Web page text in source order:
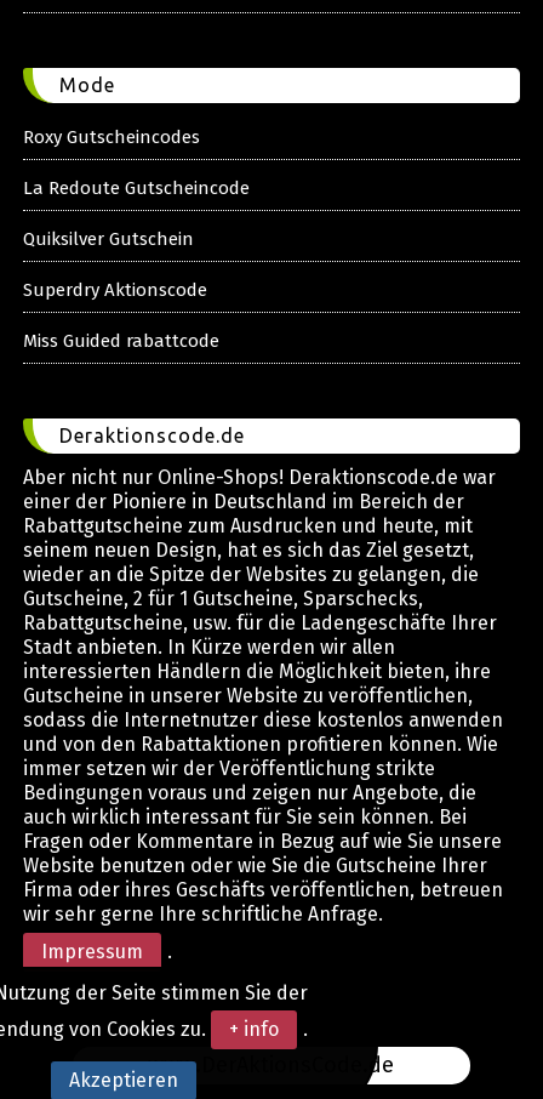
Mode
Roxy Gutscheincodes
La Redoute Gutscheincode
Quiksilver Gutschein
Superdry Aktionscode
Miss Guided rabattcode
Deraktionscode.de
Aber nicht nur Online-Shops! Deraktionscode.de war
einer der Pioniere in Deutschland im Bereich der
Rabattgutscheine zum Ausdrucken und heute, mit
seinem neuen Design, hat es sich das Ziel gesetzt,
wieder an die Spitze der Websites zu gelangen, die
Gutscheine, 2 für 1 Gutscheine, Sparschecks,
Rabattgutscheine, usw. für die Ladengeschäfte Ihrer
Stadt anbieten. In Kürze werden wir allen
interessierten Händlern die Möglichkeit bieten, ihre
Gutscheine in unserer Website zu veröffentlichen,
sodass die Internetnutzer diese kostenlos anwenden
und von den Rabattaktionen profitieren können. Wie
immer setzen wir der Veröffentlichung strikte
Bedingungen voraus und zeigen nur Angebote, die
auch wirklich interessant für Sie sein können. Bei
Fragen oder Kommentare in Bezug auf wie Sie unsere
Website benutzen oder wie Sie die Gutscheine Ihrer
Firma oder ihres Geschäfts veröffentlichen, betreuen
wir sehr gerne Ihre schriftliche Anfrage.
Impressum
.
www.DerAktionsCode.de
der Seite stimmen Sie der
von Cookies zu.
+ info .
Akzeptieren